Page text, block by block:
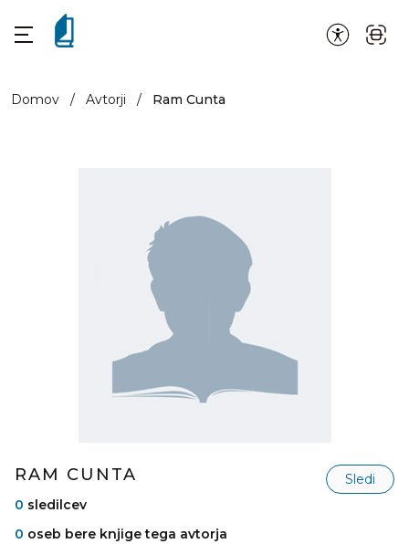
Domov / Avtorji / Ram Cunta
RAM CUNTA
Sledi
0 sledilcev
0 oseb bere knjige tega avtorja